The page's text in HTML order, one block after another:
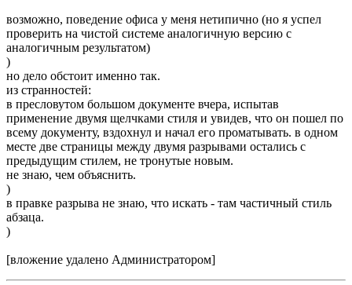
возможно, поведение офиса у меня нетипично (но я успел
проверить на чистой системе аналогичную версию с
аналогичным результатом)
)
но дело обстоит именно так.
из странностей:
в пресловутом большом документе вчера, испытав
применение двумя щелчками стиля и увидев, что он пошел по
всему документу, вздохнул и начал его проматывать. в одном
месте две страницы между двумя разрывами остались с
предыдущим стилем, не тронутые новым.
не знаю, чем объяснить.
)
в правке разрыва не знаю, что искать - там частичный стиль
абзаца.
)
[вложение удалено Администратором]